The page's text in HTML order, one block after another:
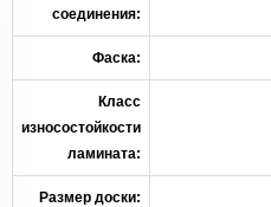
соединения:
Фаска:
Класс
износостойкости
ламината:
Размер доски: